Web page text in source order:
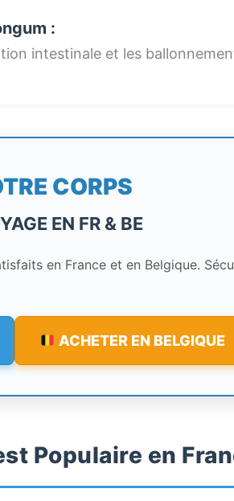
:
intestinale et les
CORPS
EN FR & BE
en France et en Belgique.
ACHETER EN BELGIQUE
Populaire en